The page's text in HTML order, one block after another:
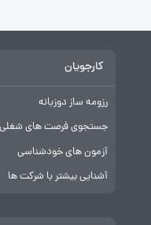
کارجویان
رزومه ساز دوزبانه
جستجوی فرصت های شغلی
آزمون های خودشناسی
آشنایی بیشتر با شرکت ها